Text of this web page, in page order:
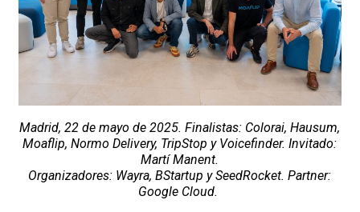
Madrid, 22 de mayo de 2025. Finalistas: Colorai, Hausum,
Moaflip, Normo Delivery, TripStop y Voicefinder. Invitado:
Martí Manent.
Organizadores: Wayra, BStartup y SeedRocket. Partner:
Google Cloud.